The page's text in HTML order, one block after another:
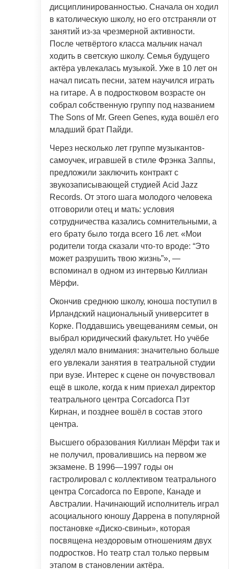
дисциплинированностью. Сначала он ходил
в католическую школу, но его отстраняли от
занятий из-за чрезмерной активности.
После четвёртого класса мальчик начал
ходить в светскую школу. Семья будущего
актёра увлекалась музыкой. Уже в 10 лет он
начал писать песни, затем научился играть
на гитаре. А в подростковом возрасте он
собрал собственную группу под названием
The Sons of Mr. Green Genes, куда вошёл его
младший брат Пайди.
Через несколько лет группе музыкантов-
самоучек, игравшей в стиле Фрэнка Заппы,
предложили заключить контракт с
звукозаписывающей студией Acid Jazz
Records. От этого шага молодого человека
отговорили отец и мать: условия
сотрудничества казались сомнительными, а
его брату было тогда всего 16 лет. «Мои
родители тогда сказали что-то вроде: “Это
может разрушить твою жизнь”», —
вспоминал в одном из интервью Киллиан
Мёрфи.
Окончив среднюю школу, юноша поступил в
Ирландский национальный университет в
Корке. Поддавшись увещеваниям семьи, он
выбрал юридический факультет. Но учёбе
уделял мало внимания: значительно больше
его увлекали занятия в театральной студии
при вузе. Интерес к сцене он почувствовал
ещё в школе, когда к ним приехал директор
театрального центра Corcadorca Пэт
Кирнан, и позднее вошёл в состав этого
центра.
Высшего образования Киллиан Мёрфи так и
не получил, провалившись на первом же
экзамене. В 1996—1997 годы он
гастролировал с коллективом театрального
центра Corcadorca по Европе, Канаде и
Австралии. Начинающий исполнитель играл
асоциального юношу Даррена в популярной
постановке «Диско-свиньи», которая
посвящена нездоровым отношениям двух
подростков. Но театр стал только первым
этапом в становлении актёра.